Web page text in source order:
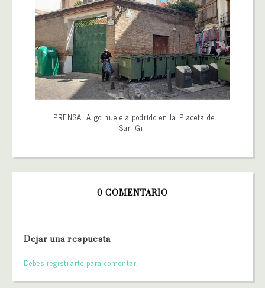
[PRENSA] Algo huele a podrido en la Placeta de
San Gil
0 COMENTARIO
Dejar una respuesta
Debes registrarte para comentar.